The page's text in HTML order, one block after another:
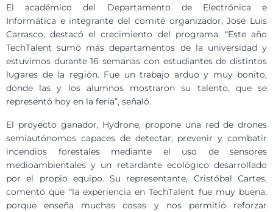
El académico del Departamento de Electrónica e
Informática e integrante del comité organizador, José Luis
Carrasco, destacó el crecimiento del programa. “Este año
TechTalent sumó más departamentos de la universidad y
estuvimos durante 16 semanas con estudiantes de distintos
lugares de la región. Fue un trabajo arduo y muy bonito,
donde las y los alumnos mostraron su talento, que se
representó hoy en la feria”, señaló.
El proyecto ganador, Hydrone, propone una red de drones
semiautónomos capaces de detectar, prevenir y combatir
incendios forestales mediante el uso de sensores
medioambientales y un retardante ecológico desarrollado
por el propio equipo. Su representante, Cristóbal Cartes,
comentó que “la experiencia en TechTalent fue muy buena,
porque enseña muchas cosas y nos permitió reforzar